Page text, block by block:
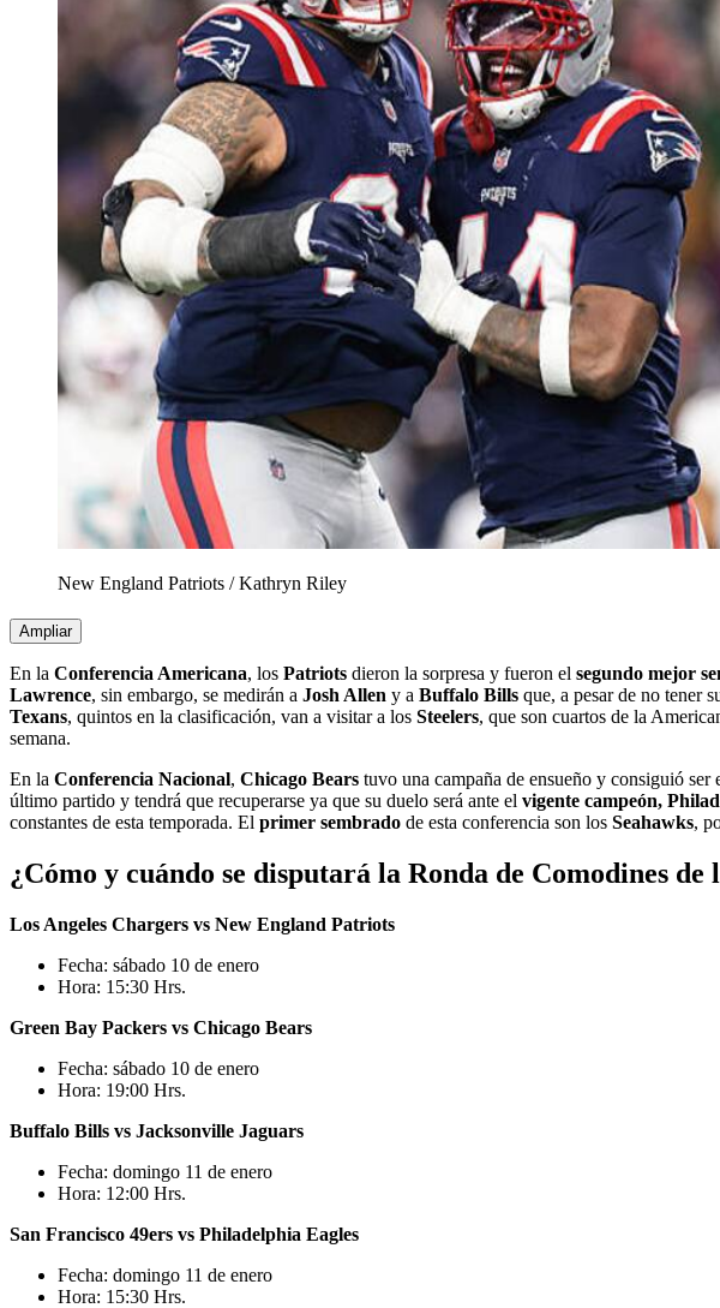
New England Patriots /Kathryn Riley
Ampliar
En la Conferencia Americana, los Patriots dieron la sorpresa y fueron el segundo mejor
Lawrence, sin embargo, se medirán a Josh Allen y a Buffalo Bills que, a pesar de no tener
Texans, quintos en la clasificación, van a visitar a los Steelers, que son cuartos de la
semana.
En la Conferencia Nacional, Chicago Bears tuvo una campaña de ensueño y consiguió ser
último partido y tendrá que recuperarse ya que su duelo será ante el vigente campeón,
constantes de esta temporada. El primer sembrado de esta conferencia son los Seahawks,
¿Cómo y cuándo se disputará la Ronda de Comodines de
Los Angeles Chargers vs New England Patriots
Fecha: sábado 10 de enero
Hora: 15:30 Hrs.
Green Bay Packers vs Chicago Bears
Fecha: sábado 10 de enero
Hora: 19:00 Hrs.
Buffalo Bills vs Jacksonville Jaguars
Fecha: domingo 11 de enero
Hora: 12:00 Hrs.
San Francisco 49ers vs Philadelphia Eagles
Fecha: domingo 11 de enero
Hora: 15:30 Hrs.